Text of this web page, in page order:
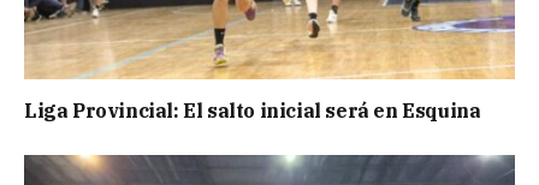
Liga Provincial: El salto inicial será en Esquina